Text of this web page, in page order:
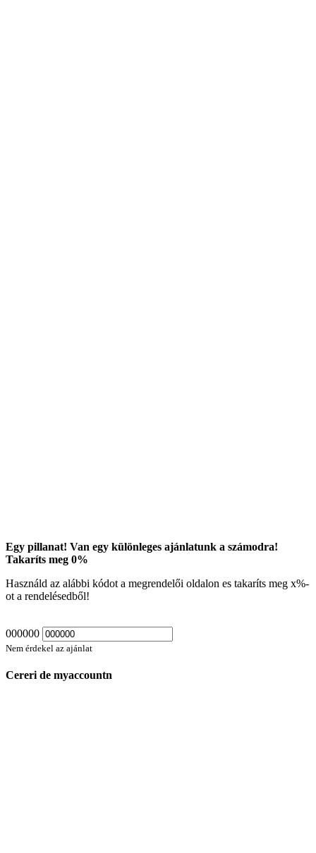
Egy pillanat! Van egy különleges ajánlatunk a számodra!
Takaríts meg 0%
Használd az alábbi kódot a megrendelői oldalon es takaríts meg x%-
ot a rendelésedből!
000000
Nem érdekel az ajánlat
Cereri de myaccountn